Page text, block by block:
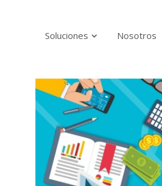
Soluciones Nosotros
al